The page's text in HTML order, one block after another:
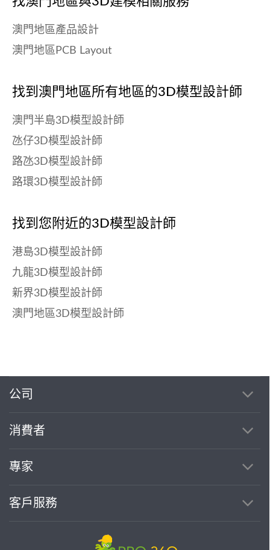
澳門地區產品設計
澳門地區PCB Layout
找到澳門地區所有地區的3D模型設計師
澳門半島3D模型設計師
氹仔3D模型設計師
路氹3D模型設計師
路環3D模型設計師
找到您附近的3D模型設計師
港島3D模型設計師
九龍3D模型設計師
新界3D模型設計師
澳門地區3D模型設計師
公司
消費者
專家
客戶服務